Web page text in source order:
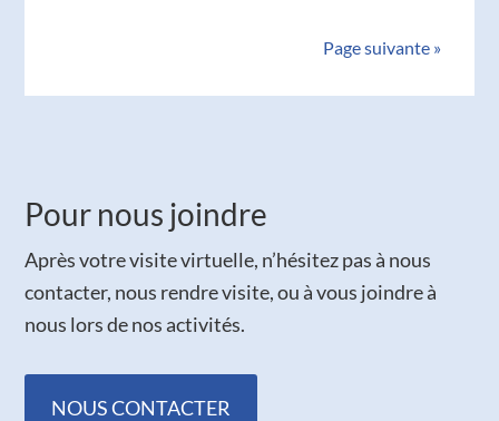
Page suivante »
Pour nous joindre
Après votre visite virtuelle, n’hésitez pas à nous
contacter, nous rendre visite, ou à vous joindre à
nous lors de nos activités.
NOUS CONTACTER